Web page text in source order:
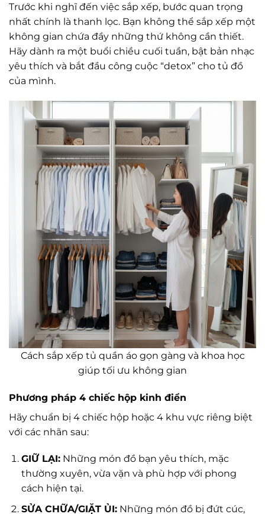
Trước khi nghĩ đến việc sắp xếp, bước quan trọng
nhất chính là thanh lọc. Bạn không thể sắp xếp một
không gian chứa đầy những thứ không cần thiết.
Hãy dành ra một buổi chiều cuối tuần, bật bản nhạc
yêu thích và bắt đầu công cuộc “detox” cho tủ đồ
của mình.
Cách sắp xếp tủ quần áo gọn gàng và khoa học
giúp tối ưu không gian
Phương pháp 4 chiếc hộp kinh điển
Hãy chuẩn bị 4 chiếc hộp hoặc 4 khu vực riêng biệt
với các nhãn sau:
GIỮ LẠI:Những món đồ bạn yêu thích, mặc
thường xuyên, vừa vặn và phù hợp với phong
cách hiện tại.
SỬA CHỮA/GIẶT ỦI:Những món đồ bị đứt cúc,